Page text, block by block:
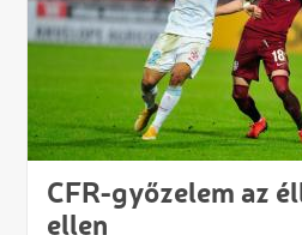
CFR-győzelem az
ellen